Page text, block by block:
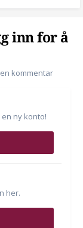
inn for å
kommentar
ny konto!
her.